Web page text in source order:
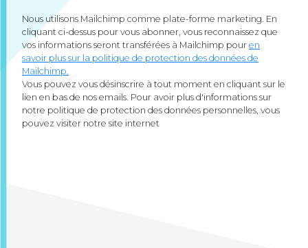
Nous utilisons Mailchimp comme plate-forme marketing. En
cliquant ci-dessus pour vous abonner, vous reconnaissez que
vos informations seront transférées à Mailchimp pour en
savoir plus sur la politique de protection des données de
Mailchimp.
Vous pouvez vous désinscrire à tout moment en cliquant sur le
lien en bas de nos emails. Pour avoir plus d'informations sur
notre politique de protection des données personnelles, vous
pouvez visiter notre site internet